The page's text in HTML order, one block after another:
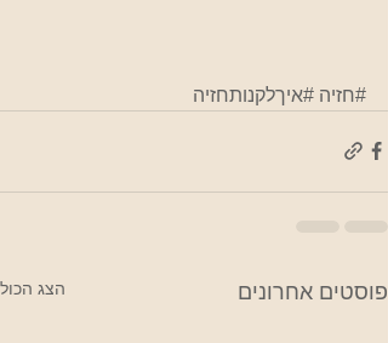
#חזיה #איךלקנותחזיה
פוסטים אחרונים הצג הכול